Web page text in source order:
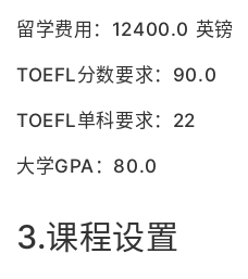
留学费用：12400.0 英镑
TOEFL分数要求：90.0
TOEFL单科要求：22
大学GPA：80.0
3.课程设置